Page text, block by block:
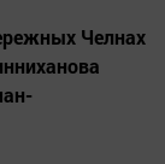
Челнах